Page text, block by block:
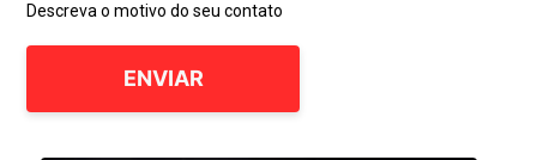
Descreva o motivo do seu contato
ENVIAR